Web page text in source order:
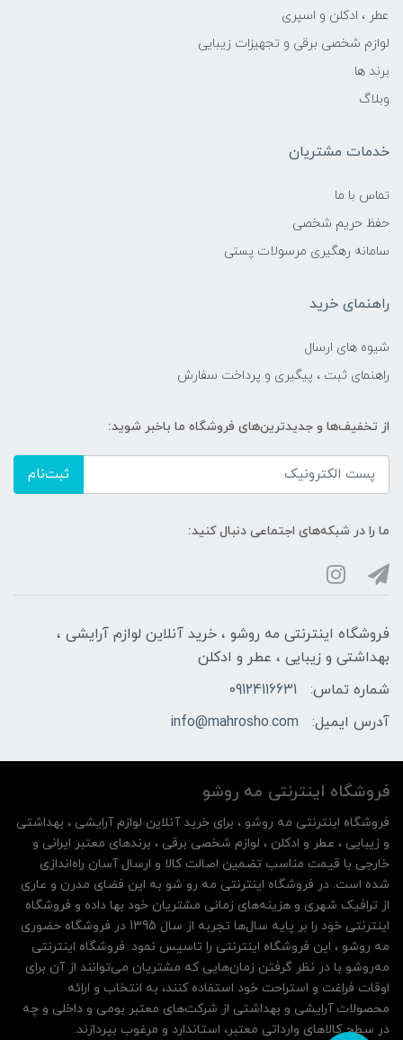
عطر ، ادکلن و اسپری
لوازم شخصی برقی و تجهیزات زیبایی
برند ها
وبلاگ
خدمات مشتریان
تماس با ما
حفظ حریم شخصی
سامانه رهگیری مرسولات پستی
راهنمای خرید
شیوه های ارسال
راهنمای ثبت ، پیگیری و پرداخت سفارش
از تخفیف‌ها و جدیدترین‌های فروشگاه ما باخبر شوید:
ثبت‌نام
ما را در شبکه‌های اجتماعی دنبال کنید:
فروشگاه اینترنتی مه‌ رو‌شو ، خرید آنلاین لوازم آرایشی ،
بهداشتی و زیبایی ، عطر و ادکلن
شماره تماس:
09124116631
آدرس ایمیل:
info@mahrosho.com
فروشگاه اینترنتی مه‌ رو‌شو
فروشگاه اینترنتی مه‌ رو‌شو ، برای خرید آنلاین لوازم آرایشی ، بهداشتی
و زیبایی ، عطر و ادکلن ، لوازم شخصی برقی ، برندهای معتبر ایرانی و
خارجی با قیمت مناسب تضمین اصالت کالا و ارسال آسان راه‌اندازی
شده است. در فروشگاه اینترنتی مه رو شو به این فضای مدرن و عاری
از ترافیک شهری و هزینه‌های زمانی مشتریان خود بها داده و فروشگاه
اینترنتی خود را بر پایه سال‌ها تجربه از سال 1395 در فروشگاه حضوری
مه روشو ، این فروشگاه اینترنتی را تاسیس نمود. فروشگاه اینترنتی
مه‌رو‌شو با در نظر گرفتن زمان‌هایی که مشتریان می‌توانند از آن‌ برای
اوقات فراغت و استراحت خود استفاده کنند، به انتخاب و ارائه
محصولات آرایشی و بهداشتی از شرکت‌های معتبر بومی و داخلی و چه
در سطح کالاهای وارداتی معتبر، استاندارد و مرغوب بپردازند.